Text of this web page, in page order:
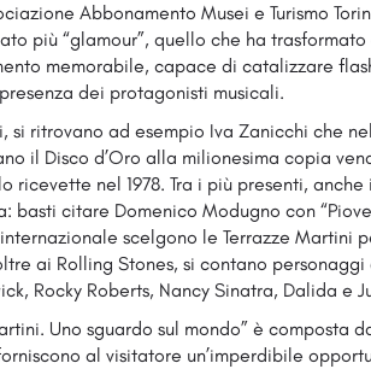
Abbonamento Musei e Turismo
più “glamour”, quello che ha
memorabile, capace di catalizzare
dei protagonisti musicali.
si ritrovano ad esempio Iva Zanicchi che
il Disco d’Oro alla milionesima copia
ricevette nel 1978. Tra i più presenti,
basti citare Domenico Modugno con
scelgono le Terrazze Martini
ai Rolling Stones, si contano
Rocky Roberts, Nancy Sinatra, Dalida e
Uno sguardo sul mondo” è composta
al visitatore un’imperdibile